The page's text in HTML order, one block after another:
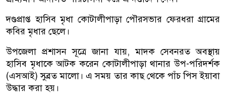
দণ্ডপ্রাপ্ত হাসিব মৃধা কোটালীপাড়া পৌরসভার ফেরধরা গ্রামের
কবির মৃধার ছেলে।
উপজেলা প্রশাসন সূত্রে জানা যায়, মাদক সেবনরত অবস্থায়
হাসিব মৃধাকে আটক করেন কোটালীপাড়া থানার উপ-পরিদর্শক
(এসআই) সুব্রত মালো। এ সময় তার কাছ থেকে পাঁচ পিস ইয়াবা
উদ্ধার করা হয়।